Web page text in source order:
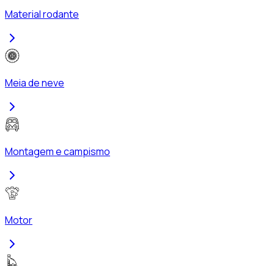
Material rodante
Meia de neve
Montagem e campismo
Motor